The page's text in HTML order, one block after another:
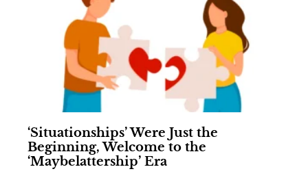
‘Situationships’ Were Just the
Beginning, Welcome to the
‘Maybelattership’ Era